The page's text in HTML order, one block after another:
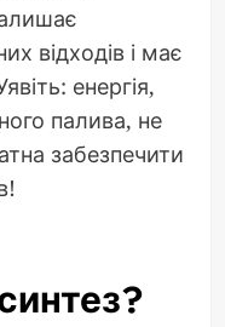
відходів і має
енергія,
палива, не
забезпечити